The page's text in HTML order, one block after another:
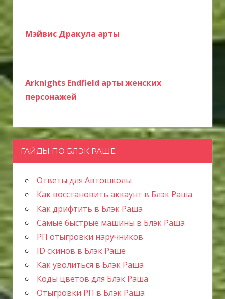
Мэйвис Дракула арты
Arknights Endfield арты женских
персонажей
ГАЙДЫ ПО БЛЭК РАШЕ
Ответы для Автошколы
Как восстановить аккаунт в Блэк Раша
Как дрифтить в Блэк Раша
Самые быстрые машины в Блэк Раша
РП отыгровки наручников
ID скинов в Блэк Раше
Как уволиться в Блэк Раша
Коды цветов для Блэк Раша
Отыгровки РП в Блэк Раша